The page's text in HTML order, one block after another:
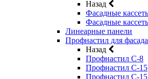
Назад
Фасадные
Фасадные
Линеарные панели
Профнастил для фасада
Назад
Профнастил С-8
Профнастил С-15
Профнастил С-